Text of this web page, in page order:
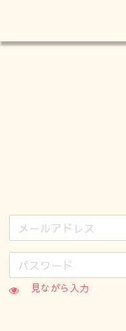
見ながら入力